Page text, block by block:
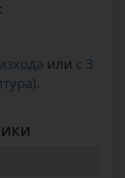
или с 3
.